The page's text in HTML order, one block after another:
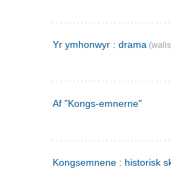
Yr ymhonwyr : drama
Af "Kongs-emnerne"
Kongsemnene : historisk